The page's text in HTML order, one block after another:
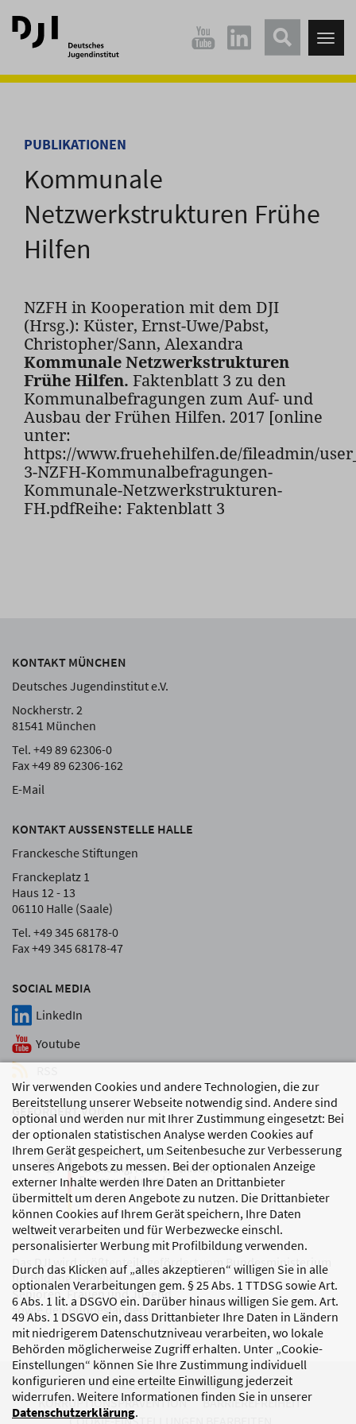
Direkt
zum
Hauptinhalt
Direkt
zum
Hauptmenü
Wir verwenden Cookies und andere Technologien, die zur
Bereitstellung unserer Webseite notwendig sind. Andere sind
optional und werden nur mit Ihrer Zustimmung eingesetzt: Bei
der optionalen statistischen Analyse werden Cookies auf
Ihrem Gerät gespeichert, um Seitenbesuche zur Verbesserung
unseres Angebots zu messen. Bei der optionalen Anzeige
externer Inhalte werden Ihre Daten an Drittanbieter
übermittelt um deren Angebote zu nutzen. Die Drittanbieter
können Cookies auf Ihrem Gerät speichern, Ihre Daten
weltweit verarbeiten und für Werbezwecke einschl.
personalisierter Werbung mit Profilbildung verwenden.
Durch das Klicken auf „alles akzeptieren“ willigen Sie in alle
optionalen Verarbeitungen gem. § 25 Abs. 1 TTDSG sowie Art.
6 Abs. 1 lit. a DSGVO ein. Darüber hinaus willigen Sie gem. Art.
49 Abs. 1 DSGVO ein, dass Drittanbieter Ihre Daten in Ländern
mit niedrigerem Datenschutzniveau verarbeiten, wo lokale
Behörden möglicherweise Zugriff erhalten. Unter „Cookie-
Einstellungen“ können Sie Ihre Zustimmung individuell
konfigurieren und eine erteilte Einwilligung jederzeit
widerrufen. Weitere Informationen finden Sie in unserer
Datenschutzerklärung.
PUBLIKATIONEN
Kommunale
Netzwerkstrukturen Frühe
Hilfen
NZFH in Kooperation mit dem DJI
(Hrsg.): Küster, Ernst-Uwe/Pabst,
Christopher/Sann, Alexandra
Kommunale Netzwerkstrukturen
Frühe Hilfen. Faktenblatt 3 zu den
Kommunalbefragungen zum Auf- und
Ausbau der Frühen Hilfen. 2017 [online
unter:
https://www.fruehehilfen.de/fileadmin/
3-NZFH-Kommunalbefragungen-
Kommunale-Netzwerkstrukturen-
FH.pdfReihe: Faktenblatt 3
SOCIAL MEDIA
LinkedIn
Youtube
KONTAKT MÜNCHEN
Deutsches Jugendinstitut e.V.
Nockherstr. 2
81541 München
Tel. +49 89 62306-0
Fax +49 89 62306-162
E-Mail
KONTAKT AUSSENSTELLE HALLE
Franckesche Stiftungen
Franckeplatz 1
Haus 12 - 13
06110 Halle (Saale)
Tel. +49 345 68178-0
Fax +49 345 68178-47
GEFÖRDERT VON
Das DJI wird größtenteils gefördert vom Bundesministerium
für Bildung, Familie,
Senioren, Frauen und Jugend
sowie den Bundesländern.
DATENSCHUTZ
IMPRESSUM
KORRUPTIONSPRÄVENTION
BARRIEREFREIHEIT
COOKIE-EINSTELLUNGEN BEARBEITEN